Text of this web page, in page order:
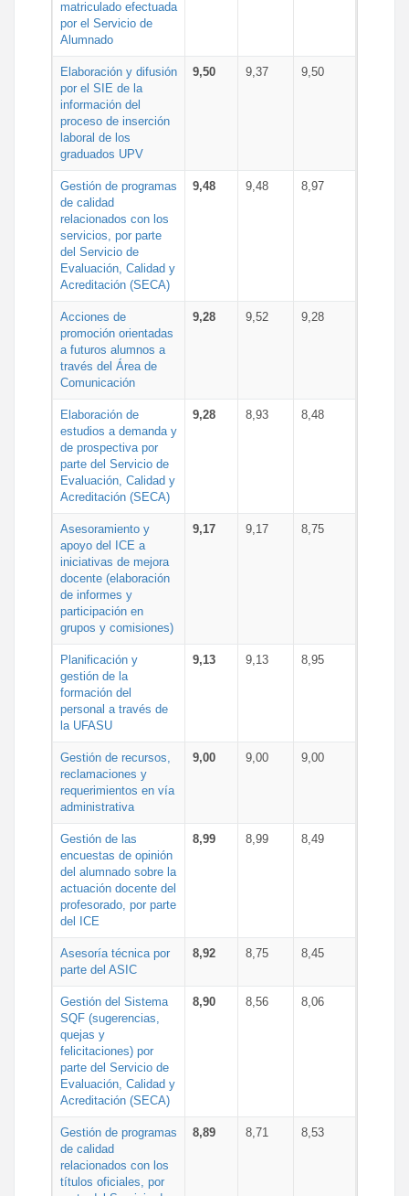
matriculado efectuada
por el Servicio de
Alumnado
Elaboración y difusión
por el SIE de la
información del
proceso de inserción
laboral de los
graduados UPV
9,50 9,37 9,50
Gestión de programas
de calidad
relacionados con los
servicios, por parte
del Servicio de
Evaluación, Calidad y
Acreditación (SECA)
9,48 9,48 8,97
Acciones de
promoción orientadas
a futuros alumnos a
través del Área de
Comunicación
9,28 9,52 9,28
Elaboración de
estudios a demanda y
de prospectiva por
parte del Servicio de
Evaluación, Calidad y
Acreditación (SECA)
9,28 8,93 8,48
Asesoramiento y
apoyo del ICE a
iniciativas de mejora
docente (elaboración
de informes y
participación en
grupos y comisiones)
9,17 9,17 8,75
Planificación y
gestión de la
formación del
personal a través de
la UFASU
9,13 9,13 8,95
Gestión de recursos,
reclamaciones y
requerimientos en vía
administrativa
9,00 9,00 9,00
Gestión de las
encuestas de opinión
del alumnado sobre la
actuación docente del
profesorado, por parte
del ICE
8,99 8,99 8,49
Asesoría técnica por
parte del ASIC
8,92 8,75 8,45
Gestión del Sistema
SQF (sugerencias,
quejas y
felicitaciones) por
parte del Servicio de
Evaluación, Calidad y
Acreditación (SECA)
8,90 8,56 8,06
Gestión de programas
de calidad
relacionados con los
títulos oficiales, por
8,89 8,71 8,53